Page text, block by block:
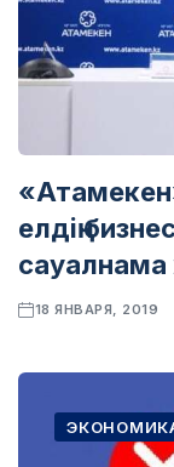
елдің
сауалнама
18 ЯНВАРЯ, 2019